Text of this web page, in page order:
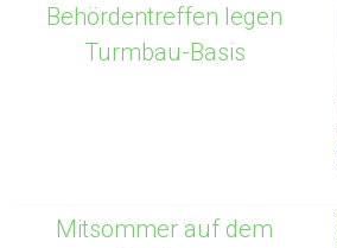
Behördentreffen legen
Turmbau-Basis
Mitsommer auf dem